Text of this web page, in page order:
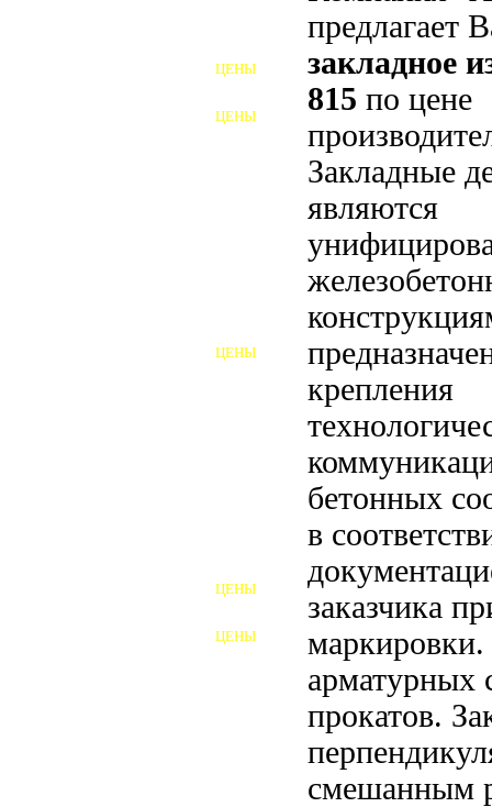
предлагает
закладное
815 по цене
Закладные
являются
крепления
бетонных
в
заказчика
маркировки.
арматурных
прокатов.
смешанным
ЦЕНЫ
ЦЕНЫ
ШАЙБЫ ФУНДАМЕНТНЫЕ
ЦЕНЫ
ЦЕНЫ
ЦЕНЫ